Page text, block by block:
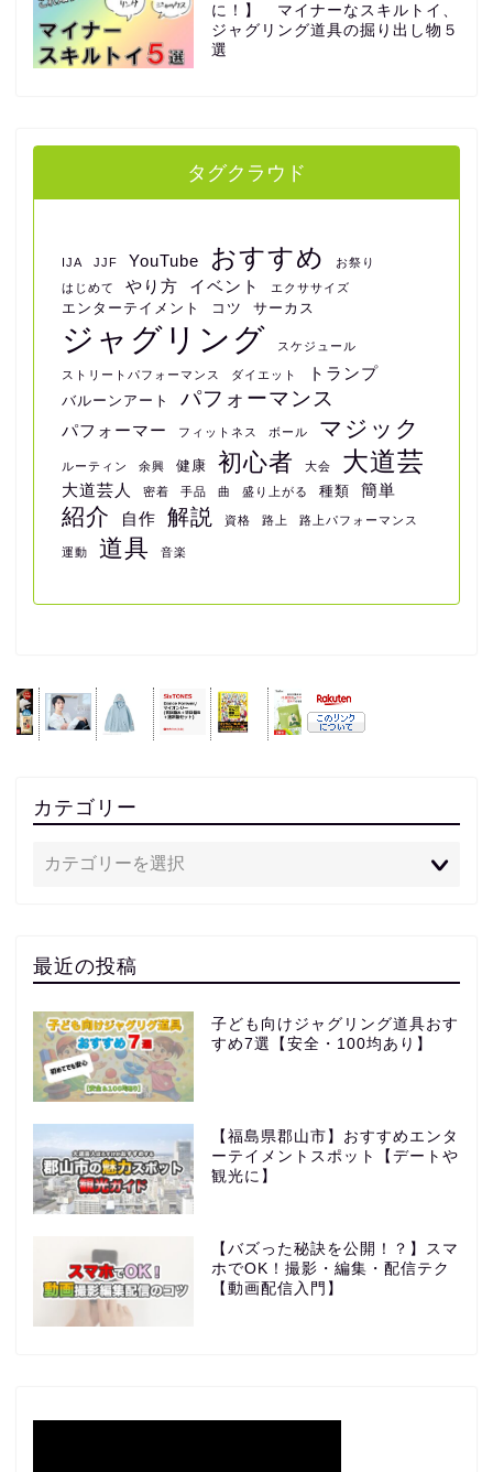
に！】 マイナーなスキルトイ、
ジャグリング道具の掘り出し物５
選
タグクラウド
IJA JJF YouTube おすすめ
お祭り
はじめて
やり方 イベント エクササイズ
エンターテイメント コツ サーカス
ジャグリング スケジュール
ストリートパフォーマンス ダイエット トランプ
バルーンアート パフォーマンス
パフォーマー フィットネス ボール マジック
ルーティン 余興 健康 初心者 大会 大道芸
大道芸人 密着 手品 曲 盛り上がる 種類 簡単
紹介 自作 解説 資格 路上 路上パフォーマンス
運動 道具 音楽
カテゴリー
最近の投稿
子ども向けジャグリング道具おす
すめ7選【安全・100均あり】
【福島県郡山市】おすすめエンタ
ーテイメントスポット【デートや
観光に】
【バズった秘訣を公開！？】スマ
ホでOK！撮影・編集・配信テク
【動画配信入門】